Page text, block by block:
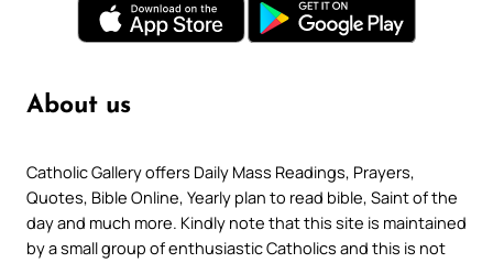
About us
Catholic Gallery offers Daily Mass Readings, Prayers,
Quotes, Bible Online, Yearly plan to read bible, Saint of the
day and much more. Kindly note that this site is maintained
by a small group of enthusiastic Catholics and this is not